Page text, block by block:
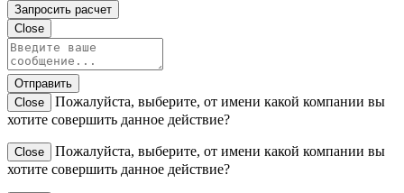
Запросить расчет
Close
Отправить
Close
Пожалуйста, выберите, от имени какой компании вы
хотите совершить данное действие?
Close
Пожалуйста, выберите, от имени какой компании вы
хотите совершить данное действие?